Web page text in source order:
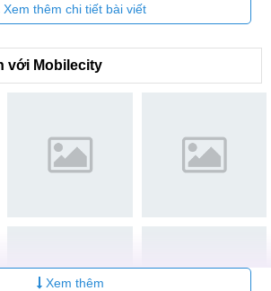
điện thoại di độngMobileCity Care
Hà, Q. Đống Đa
Giấy, Q. Cầu Giấy
Xem thêm chi tiết bài viết
với Mobilecity
Xem thêm